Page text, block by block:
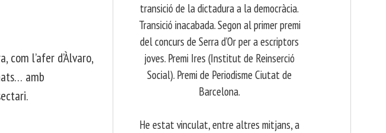
com l’afer d’Àlvaro,
amb
transició de la dictadura a la democràcia.
Transició inacabada. Segon al primer premi
del concurs de Serra d’Or per a escriptors
joves. Premi Ires (Institut de Reinserció
Social). Premi de Periodisme Ciutat de
Barcelona.
​ He estat vinculat, entre altres mitjans, a